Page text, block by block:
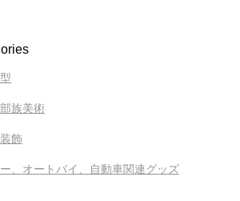
族美術
飾
、オートバイ、自動車関連グッズ